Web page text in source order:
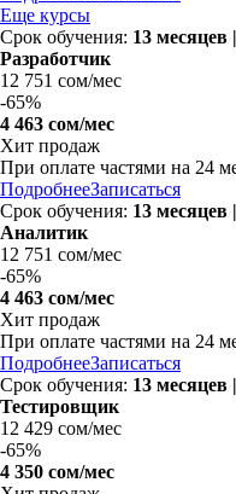
Еще курсы
Срок обучения: 13 месяцев |
Разработчик
12 751 сом/мес
-65%
4 463 сом/мес
Хит продаж
При оплате частями на 24
ПодробнееЗаписаться
Срок обучения: 13 месяцев |
Аналитик
12 751 сом/мес
-65%
4 463 сом/мес
Хит продаж
При оплате частями на 24
ПодробнееЗаписаться
Срок обучения: 13 месяцев |
Тестировщик
12 429 сом/мес
-65%
4 350 сом/мес